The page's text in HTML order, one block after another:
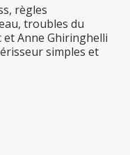
règles
troubles du
Anne Ghiringhelli
simples et